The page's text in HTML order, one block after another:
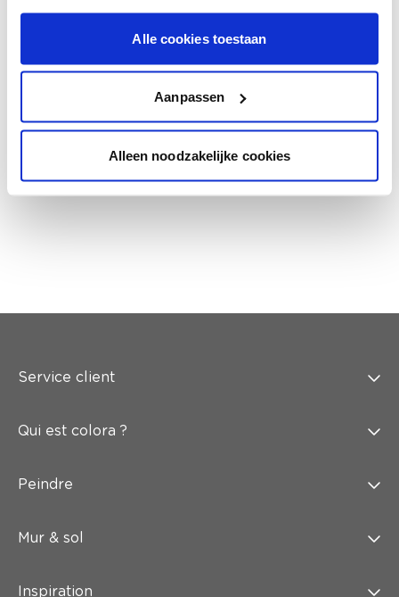
Alle cookies toestaan
Aanpassen
Alleen noodzakelijke cookies
Conseil couleur à domicile
en couleur.
l'éclairage et de votre mobilier.
Obtenez un contrôle technologique de vos
Service client
Qui est colora ?
Peindre
Mur & sol
Inspiration